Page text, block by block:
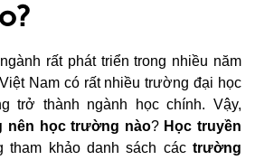
rất phát triển trong nhiều năm
Nam có rất nhiều trường đại học
trở thành ngành học chính. Vậy,
nên học trường nào? Học truyền
tham khảo danh sách cáctrường